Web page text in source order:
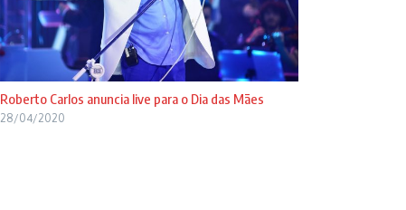
Roberto Carlos anuncia live para o Dia das Mães
28/04/2020